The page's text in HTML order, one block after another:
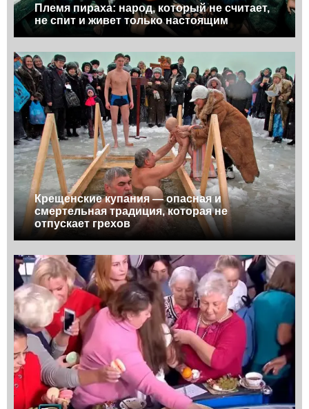
Племя пираха: народ, который не считает,
не спит и живет только настоящим
Крещенские купания — опасная и
смертельная традиция, которая не
отпускает грехов